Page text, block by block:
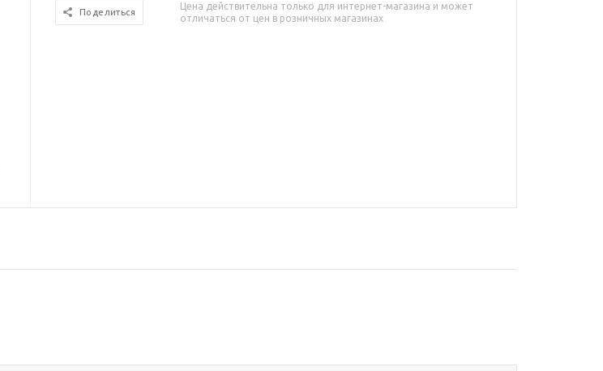
Поделиться
Цена действительна только для интернет-магазина и может
отличаться от цен в розничных магазинах